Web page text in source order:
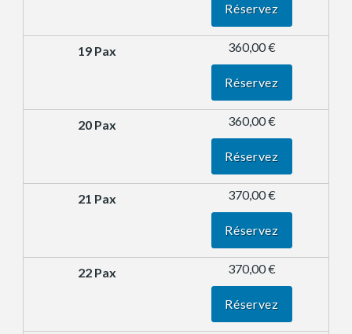
Réservez
360,00 €
Réservez
360,00 €
Réservez
370,00 €
Réservez
370,00 €
Réservez